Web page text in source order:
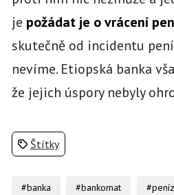
je požádat je o vrácení
skutečně od incidentu
nevíme. Etiopská banka
že jejich úspory nebyly
Štítky
#banka #bankomat